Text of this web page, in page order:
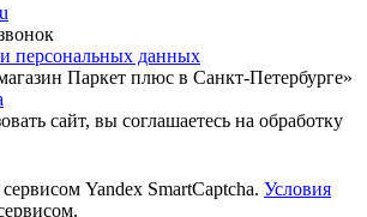
персональных данных
Паркет плюс в Санкт-Петербурге»
сайт, вы соглашаетесь на обработку
Yandex SmartCaptcha. Условия